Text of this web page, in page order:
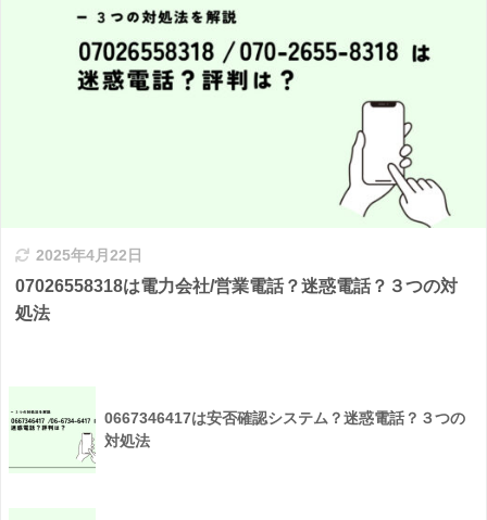
2025年4月22日
07026558318は電力会社/営業電話？迷惑電話？３つの対
処法
0667346417は安否確認システム？迷惑電話？３つの
対処法